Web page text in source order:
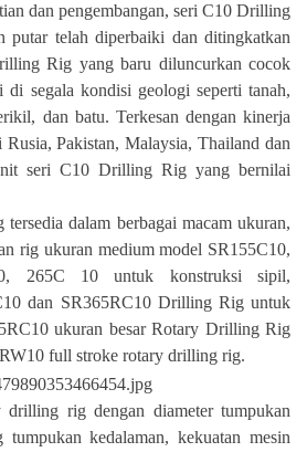
dan pengembangan, seri C10 Drilling
putar telah diperbaiki dan ditingkatkan
Rig yang baru diluncurkan cocok
di segala kondisi geologi seperti tanah,
dan batu. Terkesan dengan kinerja
Pakistan, Malaysia, Thailand dan
seri C10 Drilling Rig yang bernilai
dalam berbagai macam ukuran,
rig ukuran medium model SR155C10,
265C 10 untuk konstruksi sipil,
dan SR365RC10 Drilling Rig untuk
ukuran besar Rotary Drilling Rig
full stroke rotary drilling rig.
rig dengan diameter tumpukan
tumpukan kedalaman, kekuatan mesin